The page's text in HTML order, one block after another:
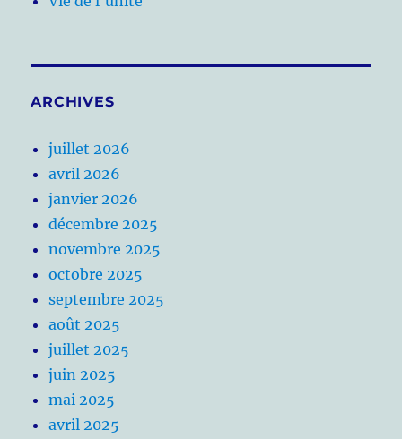
ARCHIVES
juillet 2026
avril 2026
janvier 2026
décembre 2025
novembre 2025
octobre 2025
septembre 2025
août 2025
juillet 2025
juin 2025
mai 2025
avril 2025